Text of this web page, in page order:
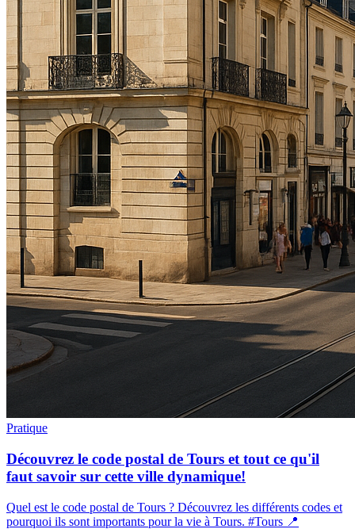
Pratique
Découvrez le code postal de Tours et tout ce qu'il
faut savoir sur cette ville dynamique!
Quel est le code postal de Tours ? Découvrez les différents codes et
pourquoi ils sont importants pour la vie à Tours. #Tours 📍